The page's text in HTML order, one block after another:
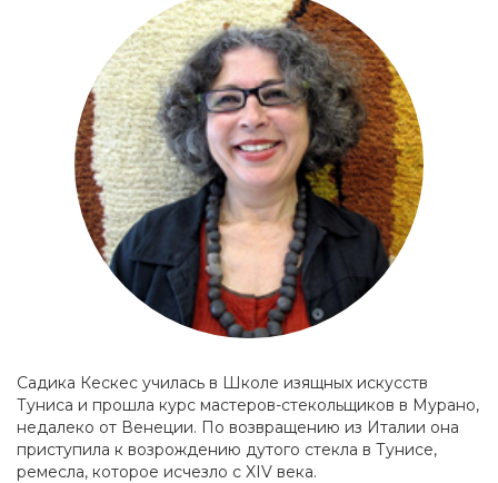
Садика Кескес училась в Школе изящных искусств
Туниса и прошла курс мастеров-стекольщиков в Мурано,
недалеко от Венеции. По возвращению из Италии она
приступила к возрождению дутого стекла в Тунисе,
ремесла, которое исчезло с XIV века.